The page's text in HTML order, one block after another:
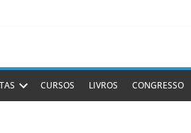
CURSOS LIVROS CONGRESSO